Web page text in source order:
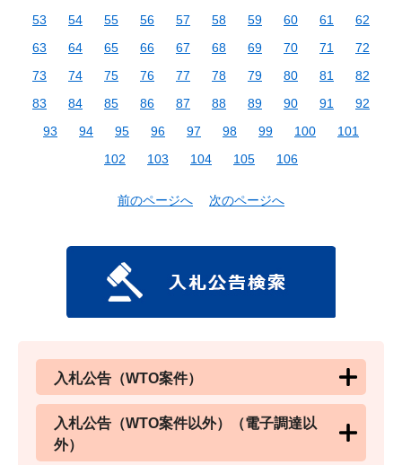
53
54 55 56 57 58 59 60 61
62
63
64 65 66 67 68 69 70 71
72
73
74 75 76 77 78 79 80 81
82
83
84 85 86 87 88 89 90 91
92
93
94 95 96 97 98 99 100
101
102
103 104 105 106
前のページへ 次のページへ
入札公告（WTO案件）
入札公告（WTO案件以外）（電子調達以
外）